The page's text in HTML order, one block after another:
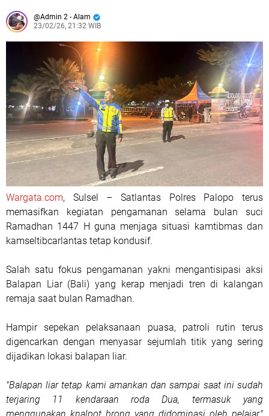
Admin 2 - Alam
23/02/26, 21:32 WIB
Wargata.com, Sulsel – Satlantas Polres Palopo terus
memasifkan kegiatan pengamanan selama bulan suci
Ramadhan 1447 H guna menjaga situasi kamtibmas dan
kamseltibcarlantas tetap kondusif.
Salah satu fokus pengamanan yakni mengantisipasi aksi
Balapan Liar (Bali) yang kerap menjadi tren di kalangan
remaja saat bulan Ramadhan.
Hampir sepekan pelaksanaan puasa, patroli rutin terus
digencarkan dengan menyasar sejumlah titik yang sering
dijadikan lokasi balapan liar.
"Balapan liar tetap kami amankan dan sampai saat ini sudah
terjaring 11 kendaraan roda Dua, termasuk yang